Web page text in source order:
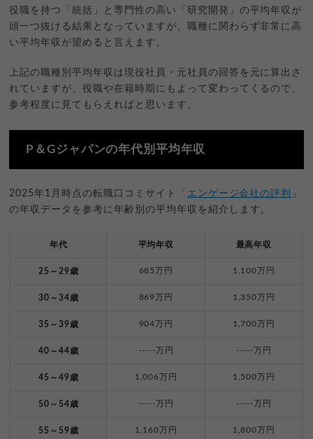
役職を持つ「統括」と専門性の高い「研究開発」の平均年収が
頭一つ抜ける結果となっていますが、職種に関わらず非常に高
い平均年収が望めると言えます。
上記の職種別平均年収は現役社員・元社員の回答を元に算出さ
れていますが、役職や在籍時期にもよって変わってくるので、
参考程度に見てもらえればと思います。
P＆Gジャパンの年代別平均年収
2025年1月時点の転職口コミサイト「 エンゲージ会社の評判
」
の年収データを参考に年齢別の平均年収を紹介します。
年代 平均年収 最高年収
25～29歳 685万円 1,100万円
30～34歳 869万円 1,350万円
35～39歳 904万円 1,700万円
40～44歳 -----万円 -----万円
45～49歳 1,006万円 1,500万円
50～54歳 -----万円 -----万円
55～59歳 1,160万円 1,800万円